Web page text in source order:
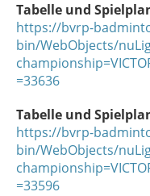
Tabelle und
https://bvrp-
bin/WebObjects/
=33636
Tabelle und
https://bvrp-
bin/WebObjects/
=33596